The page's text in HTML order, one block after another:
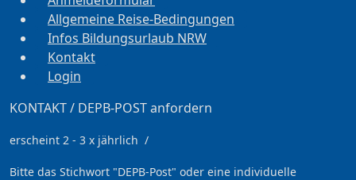
Allgemeine Reise-Bedingungen
Infos Bildungsurlaub NRW
Kontakt
Login
KONTAKT / DEPB-POST anfordern
erscheint 2 - 3 x jährlich /
Bitte das Stichwort "DEPB-Post" oder eine individuelle